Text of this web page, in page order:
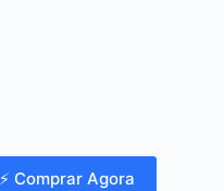
⚡ Comprar Agora